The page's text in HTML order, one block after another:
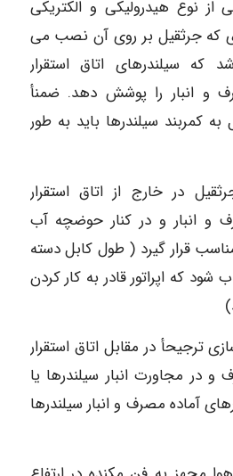
نوع هیدرولیکی و الکتریکی
که جرثقیل بر روی آن نصب می‏
که سیلندرهای اتاق استقرار
و انبار را پوشش دهد. ضمنأ
کمربند سیلندرها باید به طور
در خارج از اتاق استقرار
و انبار و در کنار حوضچه آب
قرار گیرد ( طول کابل دسته
شود که اپراتور قادر به کار کردن
ترجیحأ در مقابل اتاق استقرار
و در مجاورت انبار سیلندرها یا
آماده مصرف و انبار سیلندرها